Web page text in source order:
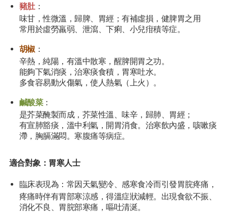
豬肚：
味甘，性微溫，歸脾、胃經；有補虛損，健脾胃之用
常用於虛勞羸弱、泄瀉、下痢、小兒疳積等症。
胡椒：
辛熱，純陽，有溫中散寒，醒脾開胃之功。
能夠下氣消痰，治寒痰食積，胃寒吐水。
多食容易動火傷氣，使人熱氣（上火）。
鹹酸菜：
是芥菜醃製而成，芥菜性溫、味辛，歸肺、胃經；
有宣肺豁痰，溫中利氣，開胃消食。治寒飲內盛，咳嗽痰
滯，胸膈滿悶。寒腹痛等病症。
適合對象： 胃寒人士
臨床表現為：常因天氣變冷、感寒食冷而引發胃脘疼痛，
疼痛時伴有胃部寒涼感，得溫症狀減輕。出現食欲不振、
消化不良、胃脘部寒痛，嘔吐清涎。